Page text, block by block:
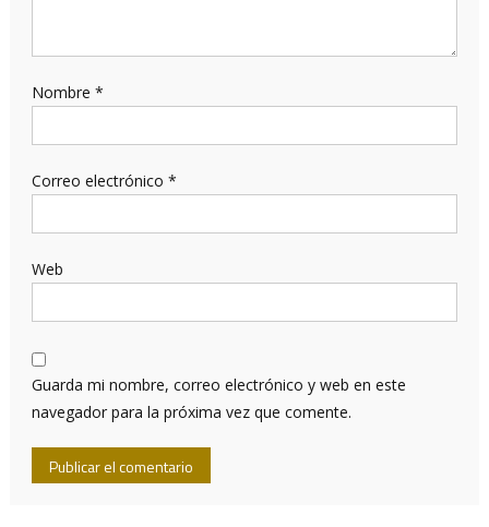
Nombre *
Correo electrónico *
Web
Guarda mi nombre, correo electrónico y web en este
navegador para la próxima vez que comente.